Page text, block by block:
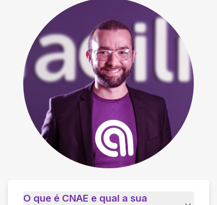
O que é CNAE e qual a sua